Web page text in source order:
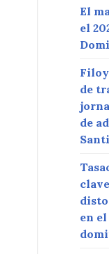
El
el
de
de
en